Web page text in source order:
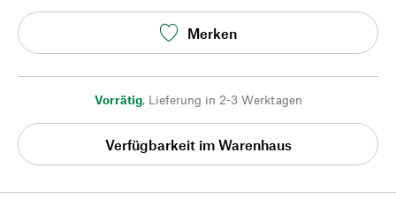
Merken
Vorrätig, Lieferung in 2-3 Werktagen
Verfügbarkeit im Warenhaus